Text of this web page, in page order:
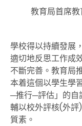
教育局首席
學校得以持續發展
適切地反思工作成
不斷完善。教育局
本着這個以學生學
─推行─評估」的自
輔以校外評核(外
質素。